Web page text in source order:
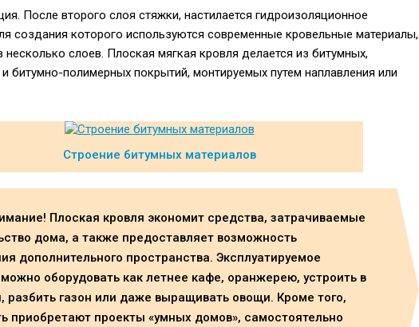
После второго слоя стяжки, настилается гидроизоляционное
создания которого используются современные кровельные материалы,
слоев. Плоская мягкая кровля делается из битумных,
битумно-полимерных покрытий, монтируемых путем наплавления или
Строение битумных материалов
Плоская кровля экономит средства, затрачиваемые
дома, а также предоставляет возможность
дополнительного пространства. Эксплуатируемое
оборудовать как летнее кафе, оранжерею, устроить в
разбить газон или даже выращивать овощи. Кроме того,
приобретают проекты «умных домов», самостоятельно